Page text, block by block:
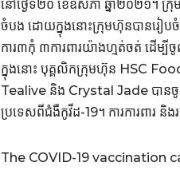
នៅថ្ងៃទី២០ ខែឧសភា ឆ្នាំ២០២១។
ចំបង ដោយក្នុងនោះក្រុមហ៊ុនបានរៀប
ការ៣កុំ ៣ការពារយ៉ាងហ្មត់ចត់ ដើម្
ក្នុងនោះ បុគ្គលិកក្រុមហ៊ុន HSC
Tealive និង Crystal Jade បានចូលរួ
ប្រទេសពីជំងឺកូវីដ-19។ ការការពារ និ
The COVID-19 vaccination